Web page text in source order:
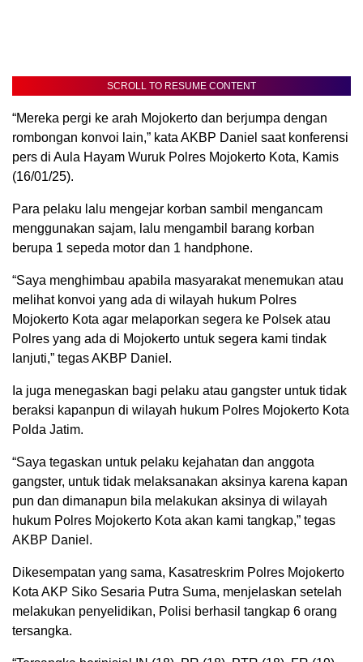
SCROLL TO RESUME CONTENT
“Mereka pergi ke arah Mojokerto dan berjumpa dengan
rombongan konvoi lain,” kata AKBP Daniel saat konferensi
pers di Aula Hayam Wuruk Polres Mojokerto Kota, Kamis
(16/01/25).
Para pelaku lalu mengejar korban sambil mengancam
menggunakan sajam, lalu mengambil barang korban
berupa 1 sepeda motor dan 1 handphone.
“Saya menghimbau apabila masyarakat menemukan atau
melihat konvoi yang ada di wilayah hukum Polres
Mojokerto Kota agar melaporkan segera ke Polsek atau
Polres yang ada di Mojokerto untuk segera kami tindak
lanjuti,” tegas AKBP Daniel.
Ia juga menegaskan bagi pelaku atau gangster untuk tidak
beraksi kapanpun di wilayah hukum Polres Mojokerto Kota
Polda Jatim.
“Saya tegaskan untuk pelaku kejahatan dan anggota
gangster, untuk tidak melaksanakan aksinya karena kapan
pun dan dimanapun bila melakukan aksinya di wilayah
hukum Polres Mojokerto Kota akan kami tangkap,” tegas
AKBP Daniel.
Dikesempatan yang sama, Kasatreskrim Polres Mojokerto
Kota AKP Siko Sesaria Putra Suma, menjelaskan setelah
melakukan penyelidikan, Polisi berhasil tangkap 6 orang
tersangka.